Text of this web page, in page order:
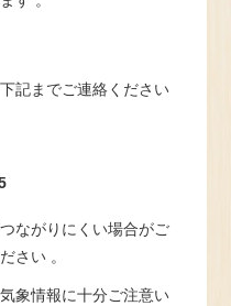
記までご連絡ください
ながりにくい場合がご
さい 。
象情報に十分ご注意い